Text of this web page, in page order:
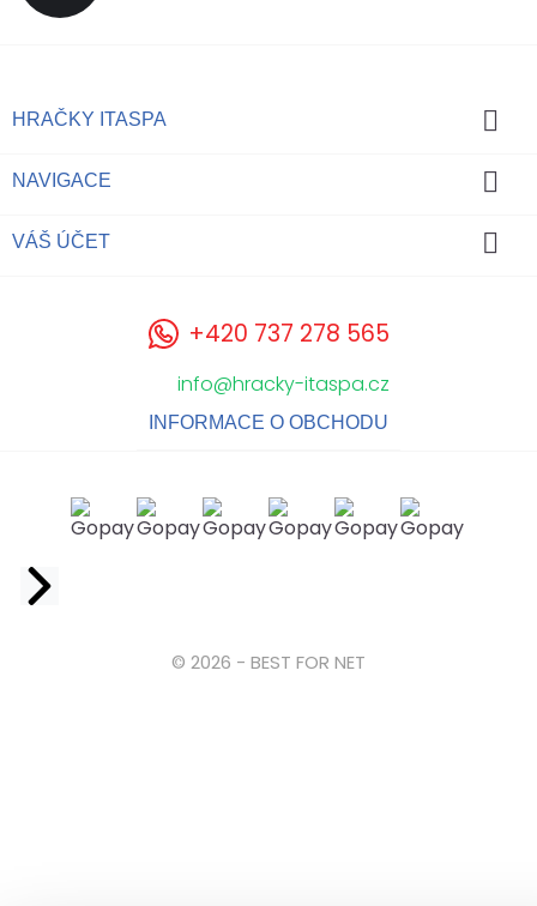
HRAČKY ITASPA 
NAVIGACE 
VÁŠ ÚČET 
+420 737 278 565
info@hracky-itaspa.cz
INFORMACE O OBCHODU
© 2026 - BEST FOR NET